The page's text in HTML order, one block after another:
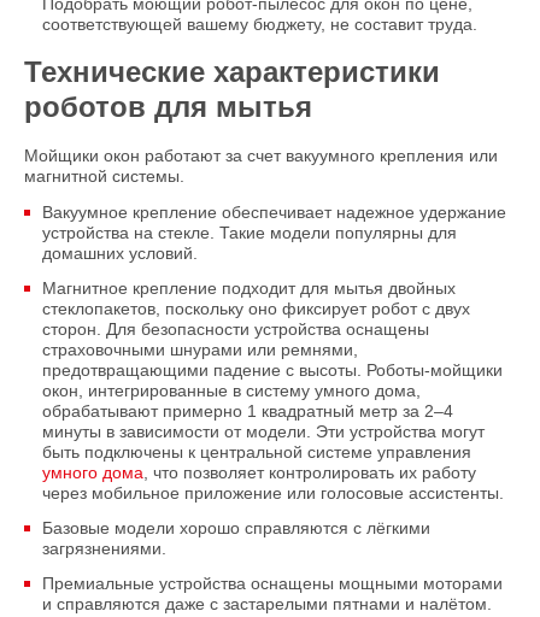
соответствующей вашему бюджету, не составит труда.
Технические характеристики
роботов для мытья
Мойщики окон работают за счет вакуумного крепления или
магнитной системы.
Вакуумное крепление обеспечивает надежное удержание
устройства на стекле. Такие модели популярны для
домашних условий.
Магнитное крепление подходит для мытья двойных
стеклопакетов, поскольку оно фиксирует робот с двух
сторон. Для безопасности устройства оснащены
страховочными шнурами или ремнями,
предотвращающими падение с высоты. Роботы-мойщики
окон, интегрированные в систему умного дома,
обрабатывают примерно 1 квадратный метр за 2–4
минуты в зависимости от модели. Эти устройства могут
быть подключены к центральной системе управления
умного дома , что позволяет контролировать их работу
через мобильное приложение или голосовые ассистенты.
Базовые модели хорошо справляются с лёгкими
загрязнениями.
Премиальные устройства оснащены мощными моторами
и справляются даже с застарелыми пятнами и налётом.